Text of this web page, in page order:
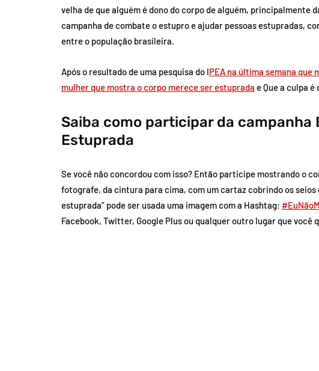
velha de que alguém é dono do corpo de alguém, principalmente
campanha de combate o estupro e ajudar pessoas estupradas,
entre o população brasileira.
Após o resultado de uma pesquisa do IPEA na última semana que
mulher que mostra o corpo merece ser estuprada e Que a culpa
Saiba como participar da campanha
Estuprada
Se você não concordou com isso? Então participe mostrando o
fotografe, da cintura para cima, com um cartaz cobrindo os seios
estuprada” pode ser usada uma imagem com a Hashtag:
Facebook, Twitter, Google Plus ou qualquer outro lugar que você